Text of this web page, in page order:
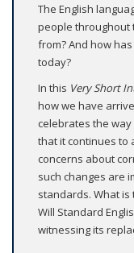
The English
people throughout
from? And how
today?
In this Very Short
how we have
celebrates the
that it continues to
concerns about
such changes are
standards. What
Will Standard
witnessing its